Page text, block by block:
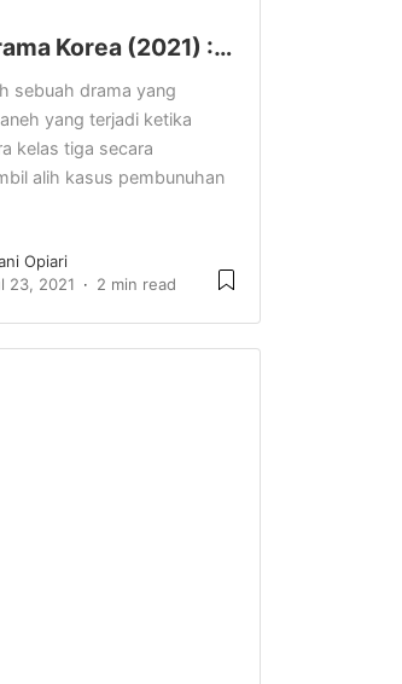
Korea (2021) :…
sebuah drama yang
yang terjadi ketika
kelas tiga secara
alih kasus pembunuhan
Opiari
23, 2021
2 min read